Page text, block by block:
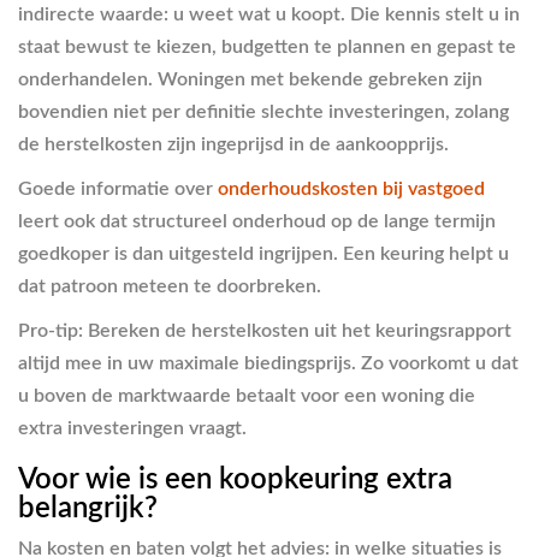
indirecte waarde: u weet wat u koopt. Die kennis stelt u in
staat bewust te kiezen, budgetten te plannen en gepast te
onderhandelen. Woningen met bekende gebreken zijn
bovendien niet per definitie slechte investeringen, zolang
de herstelkosten zijn ingeprijsd in de aankoopprijs.
Goede informatie over onderhoudskosten bij vastgoed
leert ook dat structureel onderhoud op de lange termijn
goedkoper is dan uitgesteld ingrijpen. Een keuring helpt u
dat patroon meteen te doorbreken.
Pro-tip: Bereken de herstelkosten uit het keuringsrapport
altijd mee in uw maximale biedingsprijs. Zo voorkomt u dat
u boven de marktwaarde betaalt voor een woning die
extra investeringen vraagt.
Voor wie is een koopkeuring extra
belangrijk?
Na kosten en baten volgt het advies: in welke situaties is